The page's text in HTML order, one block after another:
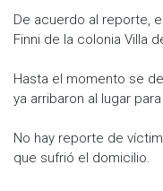
De acuerdo al reporte,
Finni de la colonia Villa
Hasta el momento se
ya arribaron al lugar
No hay reporte de
que sufrió el domicilio.